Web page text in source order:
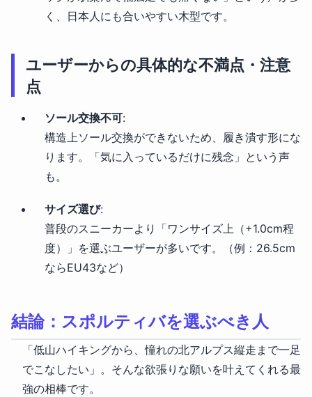
く、日本人にも合いやすい木型です。
ユーザーからの具体的な不満点・注意
点
ソール交換不可:
構造上ソール交換ができないため、履き潰す形にな
ります。「気に入っているだけに残念」という声
も。
サイズ選び:
普段のスニーカーより「ワンサイズ上（+1.0cm程
度）」を選ぶユーザーが多いです。（例：26.5cm
ならEU43など）
結論：スポルティバを選ぶべき人
「低山ハイキングから、憧れの北アルプス縦走まで一足
でこなしたい」。そんな欲張りな願いを叶えてくれる最
強の相棒です。